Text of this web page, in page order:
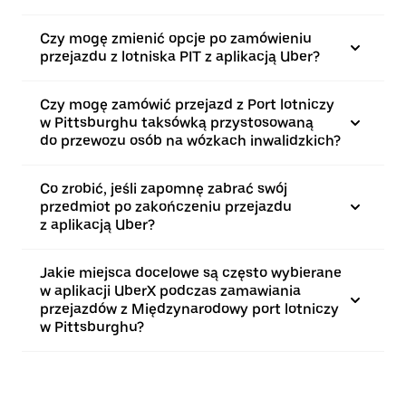
Czy mogę zmienić opcje po zamówieniu
przejazdu z lotniska PIT z aplikacją Uber?
Czy mogę zamówić przejazd z Port lotniczy
w Pittsburghu taksówką przystosowaną
do przewozu osób na wózkach inwalidzkich?
Co zrobić, jeśli zapomnę zabrać swój
przedmiot po zakończeniu przejazdu
z aplikacją Uber?
Jakie miejsca docelowe są często wybierane
w aplikacji UberX podczas zamawiania
przejazdów z Międzynarodowy port lotniczy
w Pittsburghu?